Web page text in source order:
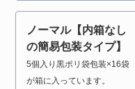
ノーマル【内箱なし
の簡易包装タイプ】
5個入り黒ポリ袋包装×16袋
が箱に入っています。